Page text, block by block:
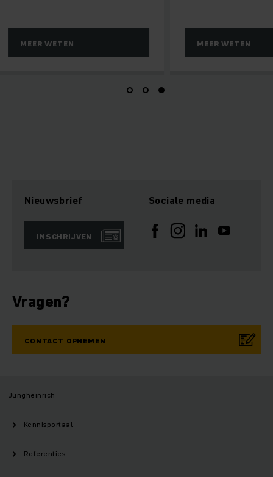
Nieuwsbrief
INSCHRIJVEN
Sociale media
Vragen?
CONTACT OPNEMEN
Jungheinrich
Kennisportaal
Referenties